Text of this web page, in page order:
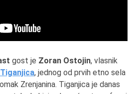
gost je Zoran Ostojin, vlasnik
, jednog od prvih etno sela
Zrenjanina. Tiganjica je danas